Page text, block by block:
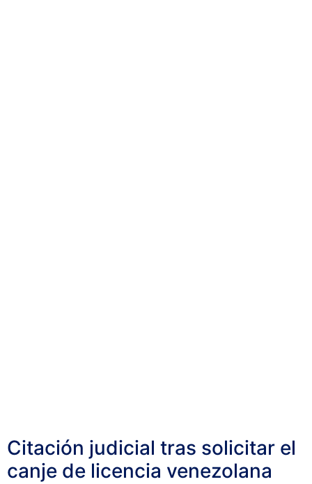
Citación judicial tras solicitar el
canje de licencia venezolana